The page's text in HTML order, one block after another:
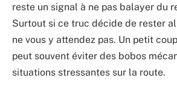
reste un signal à ne pas balayer du
Surtout si ce truc décide de rester
ne vous y attendez pas. Un petit
peut souvent éviter des bobos
situations stressantes sur la route.